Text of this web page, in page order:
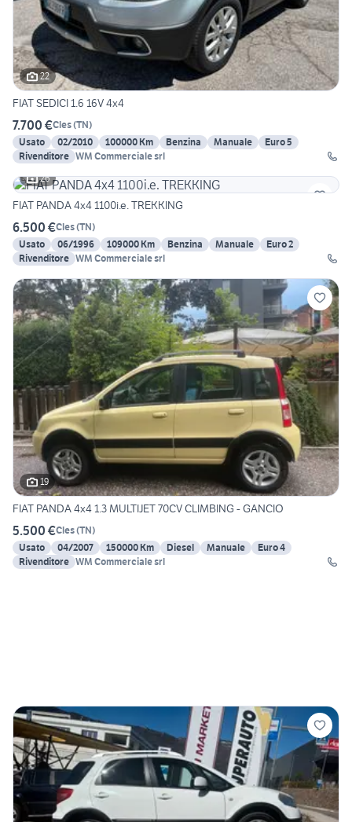
22
FIAT SEDICI 1.6 16V 4x4
7.700 €Cles(TN)
Usato
02/2010 100000 Km Benzina Manuale
Euro 5
Rivenditore WM Commerciale srl
26
FIAT PANDA 4x4 1100i.e. TREKKING
6.500 €Cles(TN)
Usato
06/1996 109000 Km Benzina Manuale
Euro 2
Rivenditore WM Commerciale srl
19
FIAT PANDA 4x4 1.3 MULTIJET 70CV CLIMBING - GANCIO
5.500 €Cles(TN)
Usato
04/2007 150000 Km Diesel Manuale
Euro 4
Rivenditore WM Commerciale srl